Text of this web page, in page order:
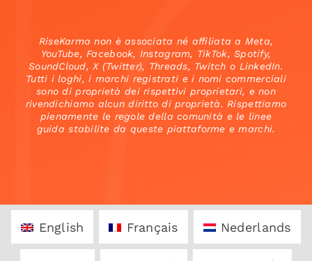
RiseKarma non è associata né affiliata a Meta,
YouTube, Facebook, Instagram, TikTok, Spotify,
SoundCloud, X (Twitter), Threads, Twitch o LinkedIn.
Tutti i loghi, i marchi registrati e i nomi commerciali
sono di proprietà dei rispettivi proprietari, e non
rivendichiamo alcun diritto di proprietà. Rispettiamo
pienamente le regole della comunità e le linee
guida stabilite da queste piattaforme e marchi.
English Français Nederlands